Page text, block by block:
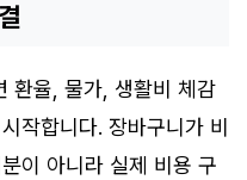
환율, 물가, 생활비 체감
작합니다. 장바구니가 비
이 아니라 실제 비용 구